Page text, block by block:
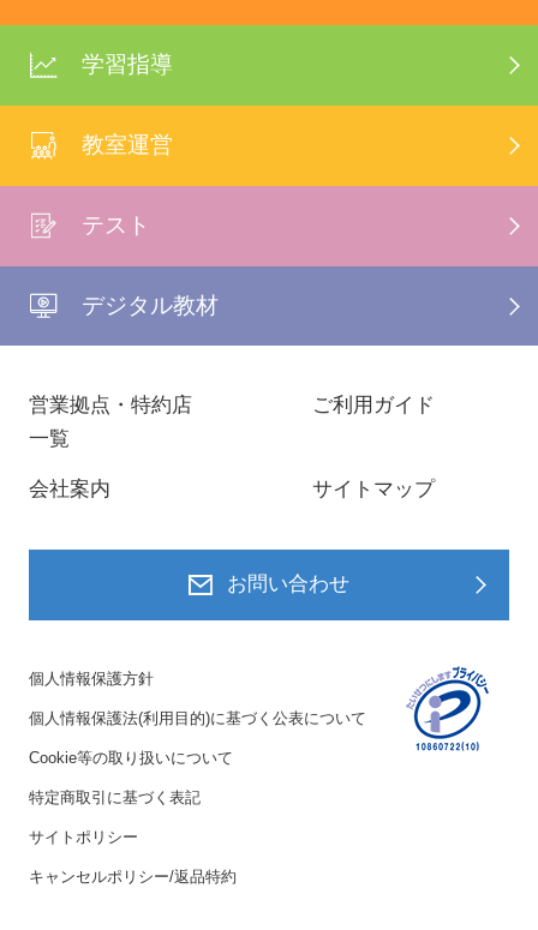
学習指導
教室運営
テスト
デジタル教材
営業拠点・特約店
一覧
ご利用ガイド
会社案内 サイトマップ
お問い合わせ
個人情報保護方針
個人情報保護法(利用目的)に基づく公表について
Cookie等の取り扱いについて
特定商取引に基づく表記
サイトポリシー
キャンセルポリシー/返品特約